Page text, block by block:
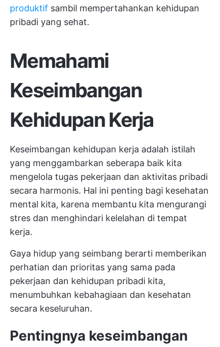
produktif sambil mempertahankan kehidupan
pribadi yang sehat.
Memahami
Keseimbangan
Kehidupan Kerja
Keseimbangan kehidupan kerja adalah istilah
yang menggambarkan seberapa baik kita
mengelola tugas pekerjaan dan aktivitas pribadi
secara harmonis. Hal ini penting bagi kesehatan
mental kita, karena membantu kita mengurangi
stres dan menghindari kelelahan di tempat
kerja.
Gaya hidup yang seimbang berarti memberikan
perhatian dan prioritas yang sama pada
pekerjaan dan kehidupan pribadi kita,
menumbuhkan kebahagiaan dan kesehatan
secara keseluruhan.
Pentingnya keseimbangan